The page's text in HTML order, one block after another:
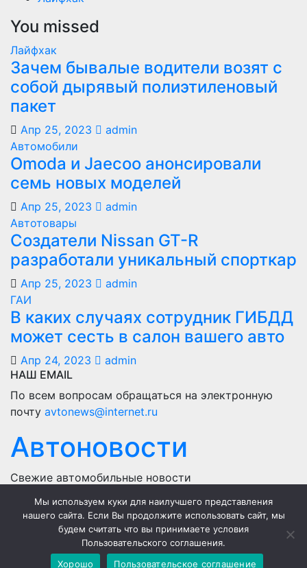
You missed
Лайфхак
Зачем бывалые водители возят с
собой дырявый полиэтиленовый
пакет
Апр 25, 2023
admin
Автомобили
Оmoda и Jaecoo анонсировали
семь новых моделей
Апр 25, 2023
admin
Автотовары
Создатели Nissan GT-R
разработали уникальный спорткар
Апр 25, 2023
admin
ГАИ
В каких случаях сотрудник ГИБДД
может сесть в салон вашего авто
Апр 24, 2023
admin
НАШ EMAIL
По всем вопросам обращаться на электронную
почту avtonews@internet.ru
Автоновости
Свежие автомобильные новости
Home
Политика конфиденциальности
Пользовательское соглашение
Мы используем куки для наилучшего представления
нашего сайта. Если Вы продолжите использовать сайт, мы
будем считать что вы принимаете условия
Пользовательского соглашения.
Хорошо
Пользовательское соглашение